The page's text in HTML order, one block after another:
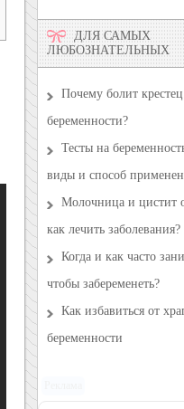
ДЛЯ САМЫХ
ЛЮБОЗНАТЕЛЬНЫХ
Почему болит
беременности?
Тесты на
виды и способ
Молочница и цистит
как лечить заболевания?
Когда и как часто
чтобы забеременеть?
Как избавиться от
беременности